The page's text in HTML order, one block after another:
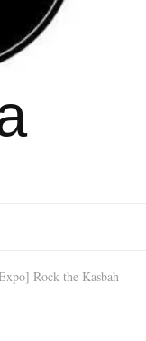
Rock the Kasbah